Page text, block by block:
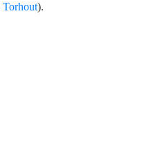
Torhout).